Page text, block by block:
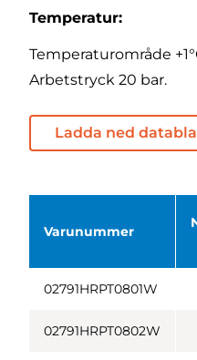
Temperatur:
Temperaturområde
Arbetstryck 20 bar.
Ladda ned
Varunummer
02791HRPT0801W
02791HRPT0802W